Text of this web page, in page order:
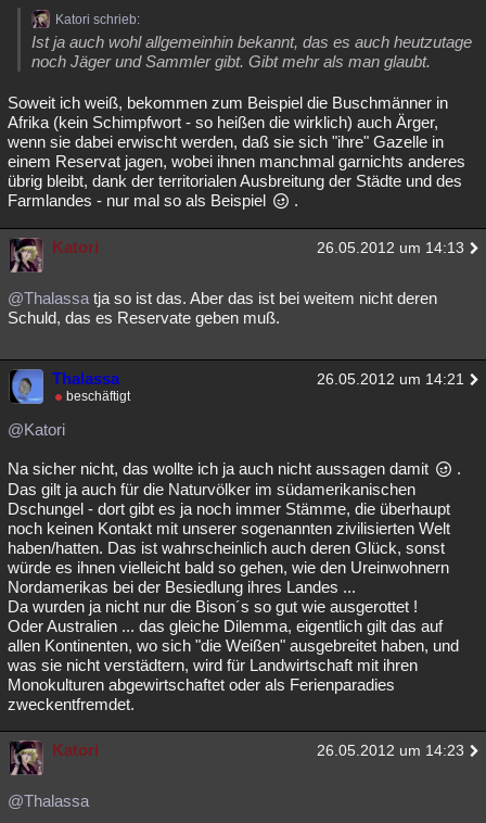
Katori schrieb:
Ist ja auch wohl allgemeinhin bekannt, das es auch heutzutage
noch Jäger und Sammler gibt. Gibt mehr als man glaubt.
Soweit ich weiß, bekommen zum Beispiel die Buschmänner in
Afrika (kein Schimpfwort - so heißen die wirklich) auch Ärger,
wenn sie dabei erwischt werden, daß sie sich "ihre" Gazelle in
einem Reservat jagen, wobei ihnen manchmal garnichts anderes
übrig bleibt, dank der territorialen Ausbreitung der Städte und des
Farmlandes - nur mal so als Beispiel
.
Katori 26.05.2012 um 14:13
@Thalassa tja so ist das. Aber das ist bei weitem nicht deren
Schuld, das es Reservate geben muß.
Thalassa 26.05.2012 um 14:21
beschäftigt
@Katori
Na sicher nicht, das wollte ich ja auch nicht aussagen damit
.
Das gilt ja auch für die Naturvölker im südamerikanischen
Dschungel - dort gibt es ja noch immer Stämme, die überhaupt
noch keinen Kontakt mit unserer sogenannten zivilisierten Welt
haben/hatten. Das ist wahrscheinlich auch deren Glück, sonst
würde es ihnen vielleicht bald so gehen, wie den Ureinwohnern
Nordamerikas bei der Besiedlung ihres Landes ...
Da wurden ja nicht nur die Bison´s so gut wie ausgerottet !
Oder Australien ... das gleiche Dilemma, eigentlich gilt das auf
allen Kontinenten, wo sich "die Weißen" ausgebreitet haben, und
was sie nicht verstädtern, wird für Landwirtschaft mit ihren
Monokulturen abgewirtschaftet oder als Ferienparadies
zweckentfremdet.
Katori 26.05.2012 um 14:23
@Thalassa